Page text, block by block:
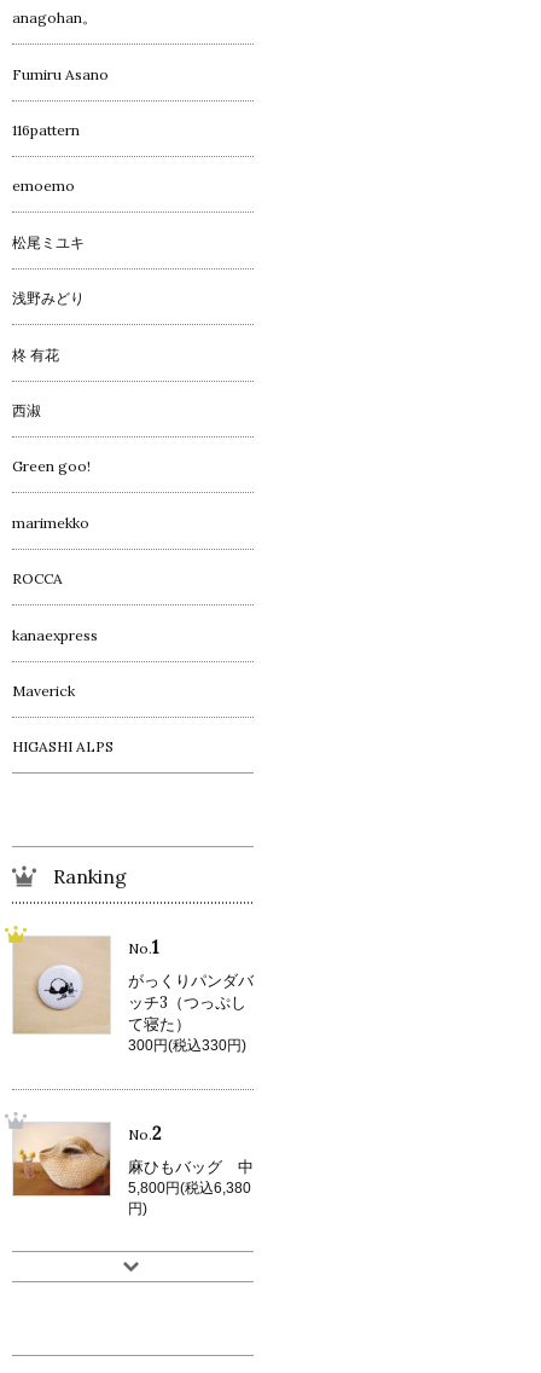
anagohan。
Fumiru Asano
116pattern
emoemo
松尾ミユキ
浅野みどり
柊 有花
西淑
Green goo!
marimekko
ROCCA
kanaexpress
Maverick
HIGASHI ALPS
Ranking
No.1
がっくりパンダバ
ッチ3（つっぷし
て寝た）
300円(税込330円)
No.2
麻ひもバッグ 中
5,800円(税込6,380
円)